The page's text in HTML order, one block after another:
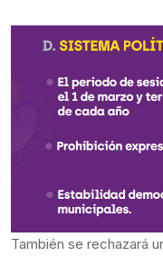
También se rechazará